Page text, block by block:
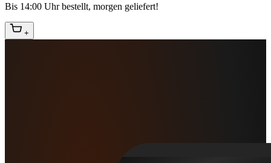
Bis 14:00 Uhr bestellt, morgen geliefert!
+